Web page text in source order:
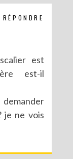
RÉPONDRE
est
est-il
je ne vois